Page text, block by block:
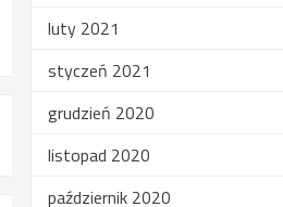
luty 2021
styczeń 2021
grudzień 2020
listopad 2020
październik 2020